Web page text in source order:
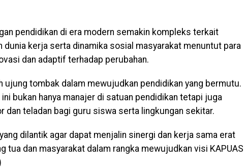
pendidikan di era modern semakin kompleks terkait
kerja serta dinamika sosial masyarakat menuntut para
dan adaptif terhadap perubahan.
ujung tombak dalam mewujudkan pendidikan yang bermutu.
bukan hanya manajer di satuan pendidikan tetapi juga
dan teladan bagi guru siswa serta lingkungan sekitar.
dilantik agar dapat menjalin sinergi dan kerja sama erat
tua dan masyarakat dalam rangka mewujudkan visi KAPUAS